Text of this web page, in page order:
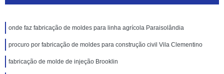
onde faz fabricação de moldes para linha agrícola Paraisolândia
procuro por fabricação de moldes para construção civil Vila Clementino
fabricação de molde de injeção Brooklin